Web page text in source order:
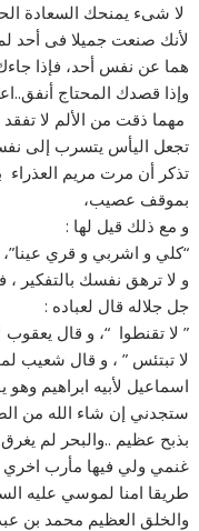
لا شىء يمنحك السعادة
لأنك صنعت جميلا فى أحد
هما عن نفس أحد، فإذا
وإذا قصدك المحتاج
مهما ذقت من الألم لا
تجعل اليأس يتسرب إلى
تذكر أن مرت مريم
بموقف عصيب،
و مع ذلك قيل لها :
“كلي و اشربي و قري
و لا ترهق نفسك بالتفكير ،
جل جلاله قال لعباده :
” لا تقنطوا “، و قال يعقوب
لا تبتئس ” ، و قال
اسماعيل لأبيه ابراهيم وهو
ستجدني إن شاء الله من
بذبح عظيم ..والبحر لم
غنمي ولي فيها مأرب اخري
طريقا امنا لموسي عليه
والخلق العظيم محمد بن